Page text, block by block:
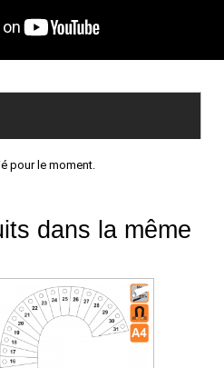
pour le moment.
dans la même